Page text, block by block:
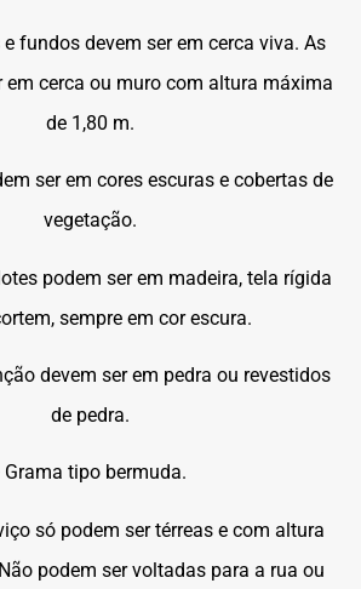
fundos devem ser em cerca viva. As
em cerca ou muro com altura máxima
de 1,80 m.
ser em cores escuras e cobertas de
vegetação.
podem ser em madeira, tela rígida
sempre em cor escura.
devem ser em pedra ou revestidos
de pedra.
Grama tipo bermuda.
só podem ser térreas e com altura
podem ser voltadas para a rua ou